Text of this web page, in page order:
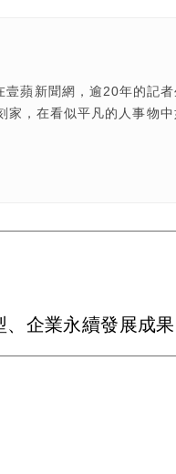
壹蘋新聞網，逾20年的記
家，在看似平凡的人事物
企業永續發展成果